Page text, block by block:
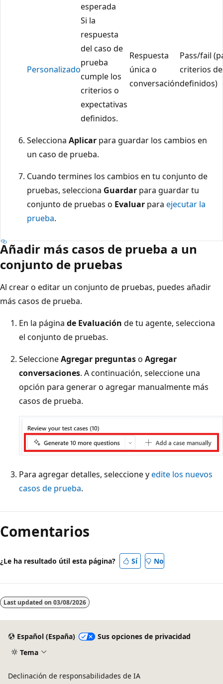
esperada
Personalizado
Si la
respuesta
del caso de
prueba
cumple los
criterios o
expectativas
definidos.
Respuesta
única o
conversación
Pass/fail
criterios
definidos)
Selecciona Aplicar para guardar los cambios en
un caso de prueba.
Cuando termines los cambios en tu conjunto de
pruebas, selecciona Guardar para guardar tu
conjunto de pruebas o Evaluar para ejecutar la
prueba.
Añadir más casos de prueba a un
conjunto de pruebas
Al crear o editar un conjunto de pruebas, puedes añadir
más casos de prueba.
En la página de Evaluación de tu agente, selecciona
el conjunto de pruebas.
SeleccioneAgregar preguntaso Agregar
conversaciones. A continuación, seleccione una
opción para generar o agregar manualmente más
casos de prueba.
Para agregar detalles, seleccione yedite los nuevos
casos de prueba.
Comentarios
¿Le ha resultado útil esta página? Sí No
Last updated on 03/08/2026
Español (España)
Sus opciones de privacidad
Tema
Declinación de responsabilidades de IA